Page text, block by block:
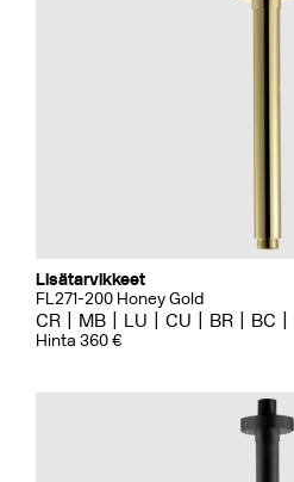
Lisätarvikkeet
FL271-200 Honey Gold
CR MB LU CU BR BC
Hinta 360 €